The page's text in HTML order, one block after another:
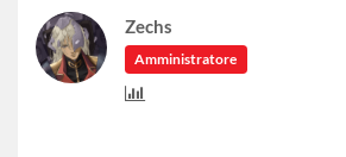
Zechs
Amministratore